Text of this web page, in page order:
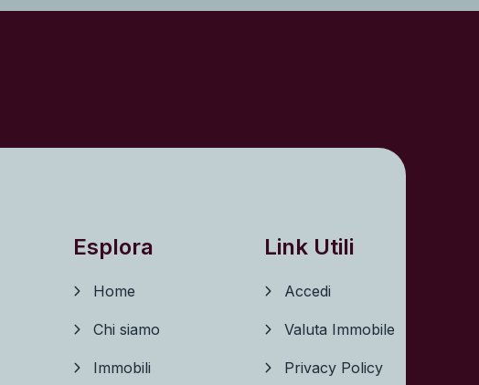
Esplora
Home
Chi siamo
Immobili
Link Utili
Accedi
Valuta Immobile
Privacy Policy